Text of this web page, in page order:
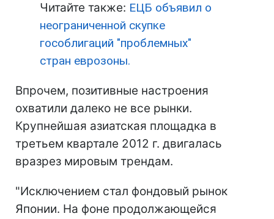
Читайте также: ЕЦБ объявил о
неограниченной скупке
гособлигаций "проблемных"
стран еврозоны.
Впрочем, позитивные настроения
охватили далеко не все рынки.
Крупнейшая азиатская площадка в
третьем квартале 2012 г. двигалась
вразрез мировым трендам.
"Исключением стал фондовый рынок
Японии. На фоне продолжающейся